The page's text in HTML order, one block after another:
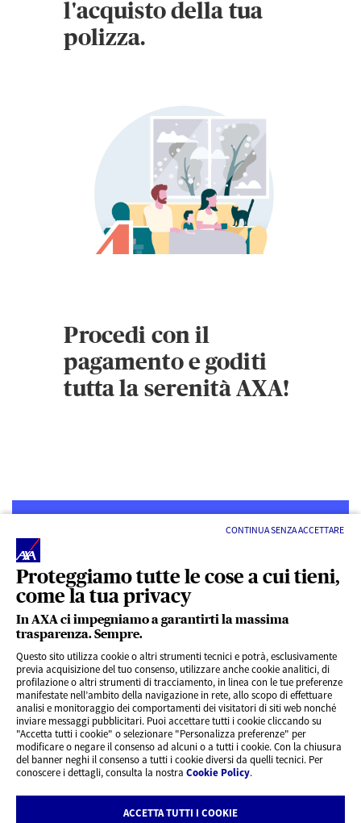
Proteggiamo tutte le cose a cui tieni,
come la tua privacy
In AXA ci impegniamo a garantirti la massima
trasparenza. Sempre.
Questo sito utilizza cookie o altri strumenti tecnici e potrà, esclusivamente
previa acquisizione del tuo consenso, utilizzare anche cookie analitici, di
profilazione o altri strumenti di tracciamento, in linea con le tue preferenze
manifestate nell’ambito della navigazione in rete, allo scopo di effettuare
analisi e monitoraggio dei comportamenti dei visitatori di siti web nonché
inviare messaggi pubblicitari. Puoi accettare tutti i cookie cliccando su
"Accetta tutti i cookie" o selezionare "Personalizza preferenze" per
modificare o negare il consenso ad alcuni o a tutti i cookie. Con la chiusura
del banner neghi il consenso a tutti i cookie diversi da quelli tecnici. Per
conoscere i dettagli, consulta la nostra Cookie Policy.
CONTINUA SENZA ACCETTARE
ACCETTA TUTTI I COOKIE
l'acquisto della tua
polizza.
Procedi con il
pagamento e goditi
tutta la serenità AXA!
LINK UTILI
ACCESSO VELOCE
SERVIZI AL CLIENTE
CHI SIAMO
Privacy